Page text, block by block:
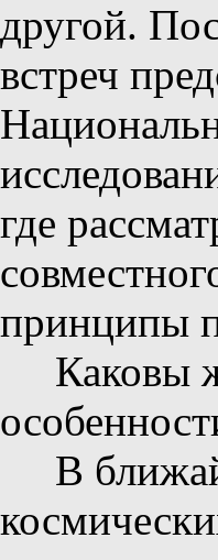
другой.
встреч
где
принципы
Каковы
В